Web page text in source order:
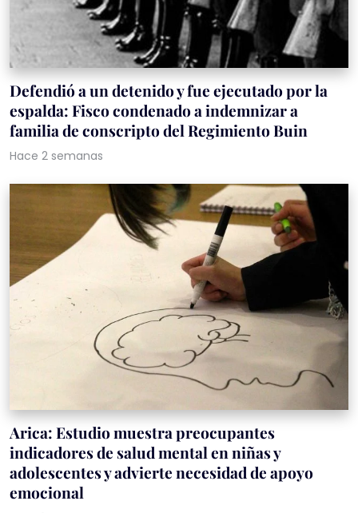
Defendió a un detenido y fue ejecutado por la
espalda: Fisco condenado a indemnizar a
familia de conscripto del Regimiento Buin
Hace 2 semanas
Arica: Estudio muestra preocupantes
indicadores de salud mental en niñas y
adolescentes y advierte necesidad de apoyo
emocional